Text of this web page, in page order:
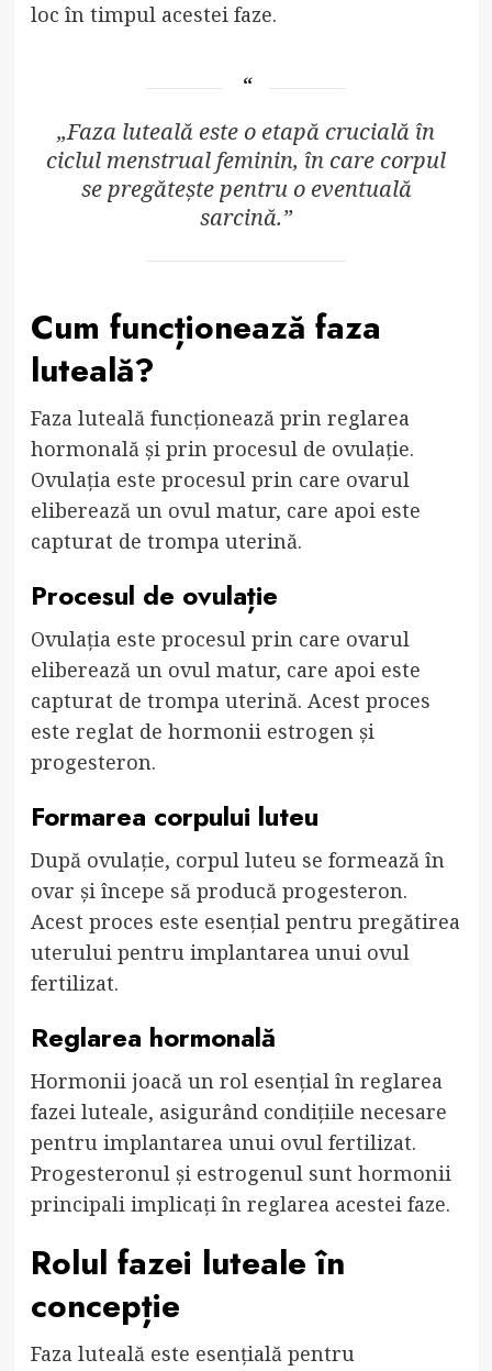
loc în timpul acestei faze.
„Faza luteală este o etapă crucială în
ciclul menstrual feminin, în care corpul
se pregătește pentru o eventuală
sarcină.”
Cum funcționează faza
luteală?
Faza luteală funcționează prin reglarea
hormonală și prin procesul de ovulație.
Ovulația este procesul prin care ovarul
eliberează un ovul matur, care apoi este
capturat de trompa uterină.
Procesul de ovulație
Ovulația este procesul prin care ovarul
eliberează un ovul matur, care apoi este
capturat de trompa uterină. Acest proces
este reglat de hormonii estrogen și
progesteron.
Formarea corpului luteu
După ovulație, corpul luteu se formează în
ovar și începe să producă progesteron.
Acest proces este esențial pentru pregătirea
uterului pentru implantarea unui ovul
fertilizat.
Reglarea hormonală
Hormonii joacă un rol esențial în reglarea
fazei luteale, asigurând condițiile necesare
pentru implantarea unui ovul fertilizat.
Progesteronul și estrogenul sunt hormonii
principali implicați în reglarea acestei faze.
Rolul fazei luteale în
concepție
Faza luteală este esențială pentru